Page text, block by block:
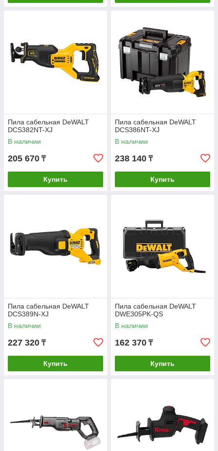
Пила сабельная DeWALT
DCS382NT-XJ
В наличии
205 670 ₸
Купить
Пила сабельная DeWALT
DCS386NT-XJ
В наличии
238 140 ₸
Купить
Пила сабельная DeWALT
DCS389N-XJ
В наличии
227 320 ₸
Купить
Пила сабельная DeWALT
DWE305PK-QS
В наличии
162 370 ₸
Купить